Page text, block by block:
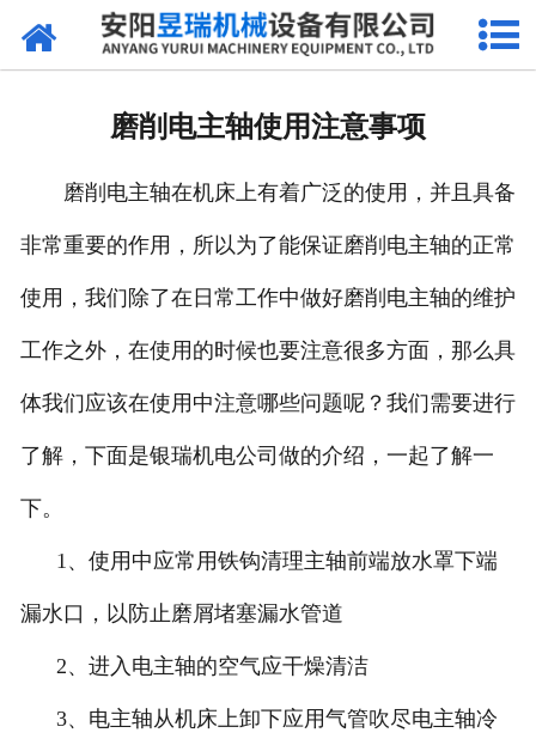
网站首页
联系我们
磨削电主轴使用注意事项
磨削电主轴在机床上有着广泛的使用，并且具备
非常重要的作用，所以为了能保证磨削电主轴的正常
使用，我们除了在日常工作中做好磨削电主轴的维护
工作之外，在使用的时候也要注意很多方面，那么具
体我们应该在使用中注意哪些问题呢？我们需要进行
了解，下面是银瑞机电公司做的介绍，一起了解一
下。
1、使用中应常用铁钩清理主轴前端放水罩下端
漏水口，以防止磨屑堵塞漏水管道
2、进入电主轴的空气应干燥清洁
3、电主轴从机床上卸下应用气管吹尽电主轴冷